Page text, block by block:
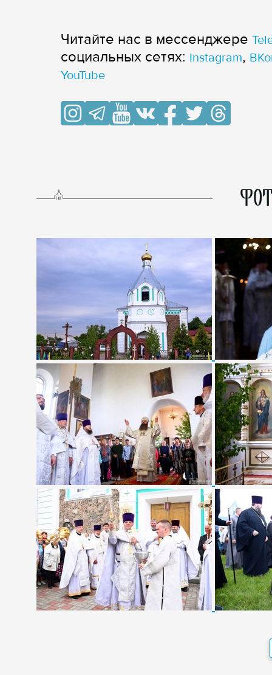
Читайте нас в мессенджере
cоциальных сетях: Instagram,
YouTube